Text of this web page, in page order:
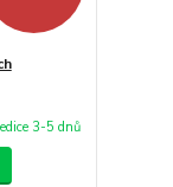
3-5 dnů